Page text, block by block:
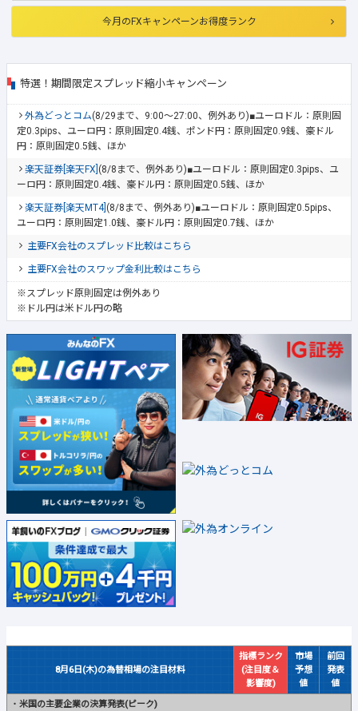
今月のFXキャンペーンお得度ランク
特選！期間限定スプレッド縮小キャンペーン
外為どっとコム(8/29まで、9:00～27:00、例外あり)■ユーロドル：原則固
定0.3pips、ユーロ円：原則固定0.4銭、ポンド円：原則固定0.9銭、豪ドル
円：原則固定0.5銭、ほか
楽天証券[楽天FX] (8/8まで、例外あり)■ユーロドル：原則固定0.3pips、ユ
ーロ円：原則固定0.4銭、豪ドル円：原則固定0.5銭、ほか
楽天証券[楽天MT4] (8/8まで、例外あり)■ユーロドル：原則固定0.5pips、
ユーロ円：原則固定1.0銭、豪ドル円：原則固定0.7銭、ほか
主要FX会社のスプレッド比較はこちら
主要FX会社のスワップ金利比較はこちら
※スプレッド原則固定は例外あり
※ドル円は米ドル円の略
8月6日(木)の為替相場の注目材料
指標ランク
(注目度＆
影響度)
市場
予想
値
前回
発表
値
・ 米国の主要企業の決算発表(ピーク)